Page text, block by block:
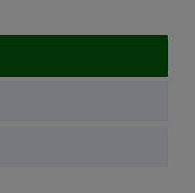
kosztów płatności